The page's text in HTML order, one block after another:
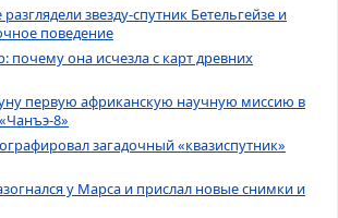
звезду-спутник Бетельгейзе и
поведение
почему она исчезла с карт древних
первую африканскую научную миссию в
8»
загадочный «квазиспутник»
у Марса и прислал новые снимки и